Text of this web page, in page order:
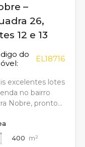
–
26,
12 e 13
do
EL18716
excelentes lotes
no bairro
Nobre, pronto…
400 m²